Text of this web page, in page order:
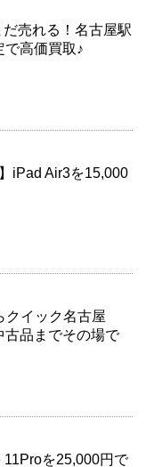
売れる！名古屋駅
で高価買取♪
iPad Air3を15,000
クイック名古屋
古品までその場で
11Proを25,000円で